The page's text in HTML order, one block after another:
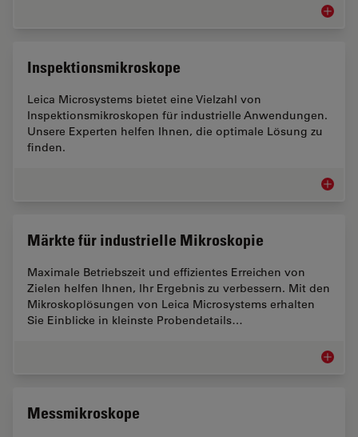
Inspektionsmikroskope
Leica Microsystems bietet eine Vielzahl von
Inspektionsmikroskopen für industrielle Anwendungen.
Unsere Experten helfen Ihnen, die optimale Lösung zu
finden.
Märkte für industrielle Mikroskopie
Maximale Betriebszeit und effizientes Erreichen von
Zielen helfen Ihnen, Ihr Ergebnis zu verbessern. Mit den
Mikroskoplösungen von Leica Microsystems erhalten
Sie Einblicke in kleinste Probendetails…
Märkte
Messmikroskope